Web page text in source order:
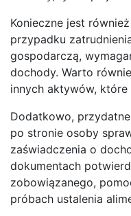
Konieczne jest
przypadku
gospodarczą,
dochody. Warto
innych aktywów,
Dodatkowo,
po stronie osoby
zaświadczenia o
dokumentach
zobowiązanego,
próbach ustalenia